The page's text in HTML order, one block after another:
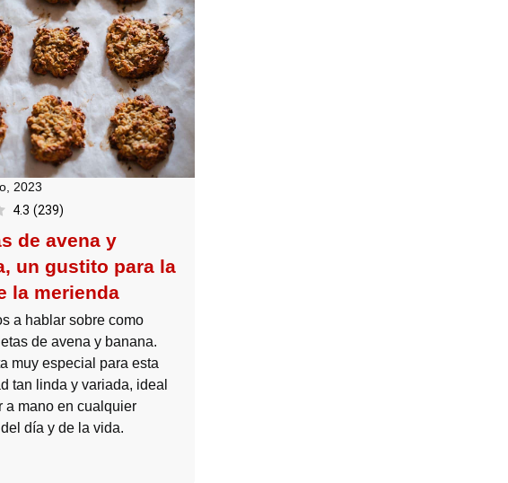
2023
4.3 (239)
de avena y
un gustito para la
la merienda
a hablar sobre como
de avena y banana.
muy especial para esta
tan linda y variada, ideal
a mano en cualquier
día y de la vida.